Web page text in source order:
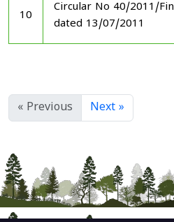
10
Circular No 40/2011/Fin
dated 13/07/2011
« Previous Next »